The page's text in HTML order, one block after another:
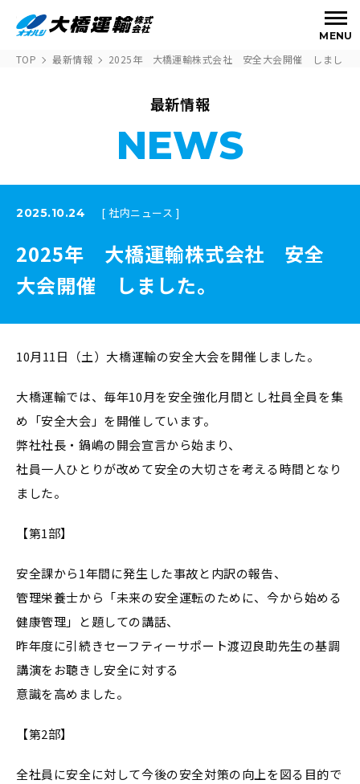
MENU
TOP 最新情報 2025年 大橋運輸株式会社 安全大会開催 しました
最新情報
NEWS
2025.10.24 [ 社内ニュース ]
2025年 大橋運輸株式会社 安全
大会開催 しました。
10月11日（土）大橋運輸の安全大会を開催しました。
大橋運輸では、毎年10月を安全強化月間とし社員全員を集
め「安全大会」を開催しています。
弊社社長・鍋嶋の開会宣言から始まり、
社員一人ひとりが改めて安全の大切さを考える時間となり
ました。
【第1部】
安全課から1年間に発生した事故と内訳の報告、
管理栄養士から「未来の安全運転のために、今から始める
健康管理」と題しての講話、
昨年度に引続きセーフティーサポート渡辺良助先生の基調
講演をお聴きし安全に対する
意識を高めました。
【第2部】
全社員に安全に対して今後の安全対策の向上を図る目的で